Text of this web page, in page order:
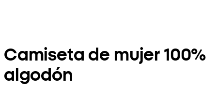
Camiseta de mujer 100%
algodón